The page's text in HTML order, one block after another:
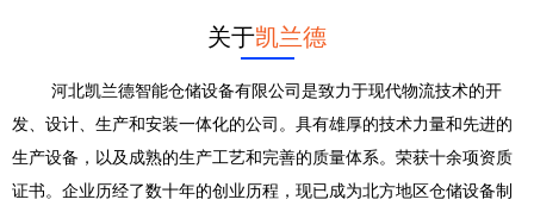
关于凯兰德
河北凯兰德智能仓储设备有限公司是致力于现代物流技术的开
发、设计、生产和安装一体化的公司。具有雄厚的技术力量和先进的
生产设备，以及成熟的生产工艺和完善的质量体系。荣获十余项资质
证书。企业历经了数十年的创业历程，现已成为北方地区仓储设备制